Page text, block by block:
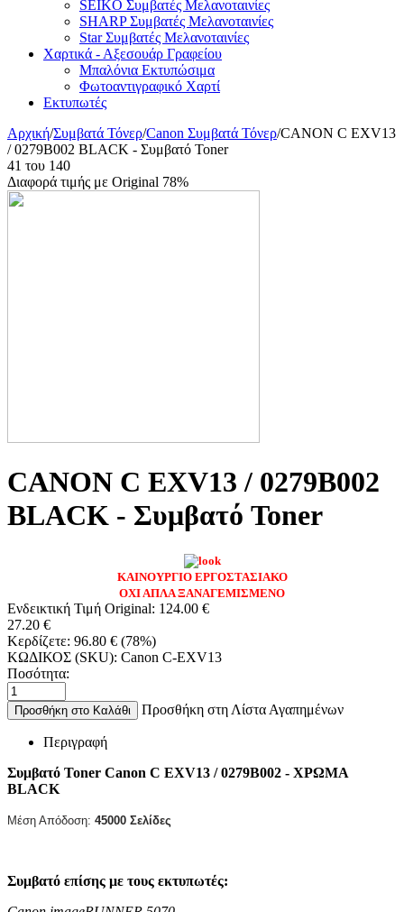
SEIKO Συμβατές Μελανοταινίες
SHARP Συμβατές Μελανοταινίες
Star Συμβατές Μελανοταινίες
Χαρτικά - Αξεσουάρ Γραφείου
Μπαλόνια Εκτυπώσιμα
Φωτοαντιγραφικό Χαρτί
Εκτυπωτές
Αρχική/Συμβατά Τόνερ/Canon Συμβατά Τόνερ/CANON C EXV13
/ 0279B002 BLACK - Συμβατό Toner
41 του 140
Διαφορά τιμής με Original 78%
CANON C EXV13 / 0279B002
BLACK - Συμβατό Toner
ΚΑΙΝΟΥΡΓΙΟ ΕΡΓΟΣΤΑΣΙΑΚΟ
ΟΧΙ ΑΠΛΑ ΞΑΝΑΓΕΜΙΣΜΕΝΟ
Ενδεικτική Τιμή Original: 124.00 €
27.20 €
Κερδίζετε: 96.80 € (78%)
ΚΩΔΙΚΟΣ (SKU): Canon C-EXV13
Ποσότητα:
Προσθήκη στο Καλάθι Προσθήκη στη Λίστα Αγαπημένων
Περιγραφή
Συμβατό Toner Canon C EXV13 / 0279B002 - ΧΡΩΜΑ
BLACK
Μέση Απόδοση: 45000 Σελίδες
Συμβατό επίσης με τους εκτυπωτές: